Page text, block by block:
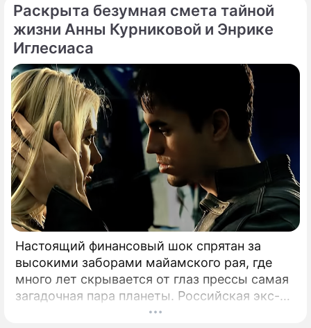
спровоцировали настоящую бурю в Сети.
Раскрыта безумная смета тайной
жизни Анны Курниковой и Энрике
Иглесиаса
Настоящий финансовый шок спрятан за
высокими заборами майамского рая, где
много лет скрывается от глаз прессы самая
загадочная пара планеты. Российская экс-
теннисистка Анна Курникова и испанский